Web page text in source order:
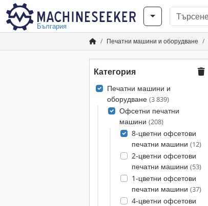
България
Печатни машини и оборудване
Категория
Печатни машини и
оборудване (3 839)
Офсетни печатни
машини (208)
8-цветни офсетови
печатни машини (12)
2-цветни офсетови
печатни машини (53)
1-цветни офсетови
печатни машини (37)
4-цветни офсетови